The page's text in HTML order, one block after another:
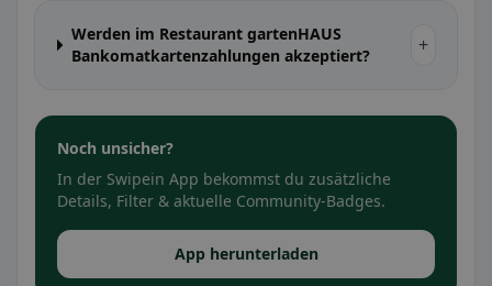
Werden im Restaurant gartenHAUS
Bankomatkartenzahlungen akzeptiert?
+
Noch unsicher?
In der Swipein App bekommst du zusätzliche
Details, Filter & aktuelle Community-Badges.
App herunterladen